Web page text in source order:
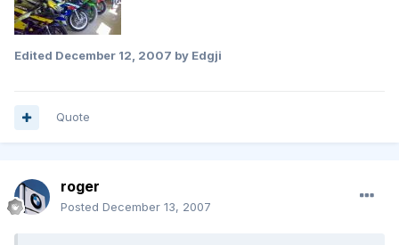
Edited December 12, 2007 by Edgji
Quote
roger
Posted December 13, 2007